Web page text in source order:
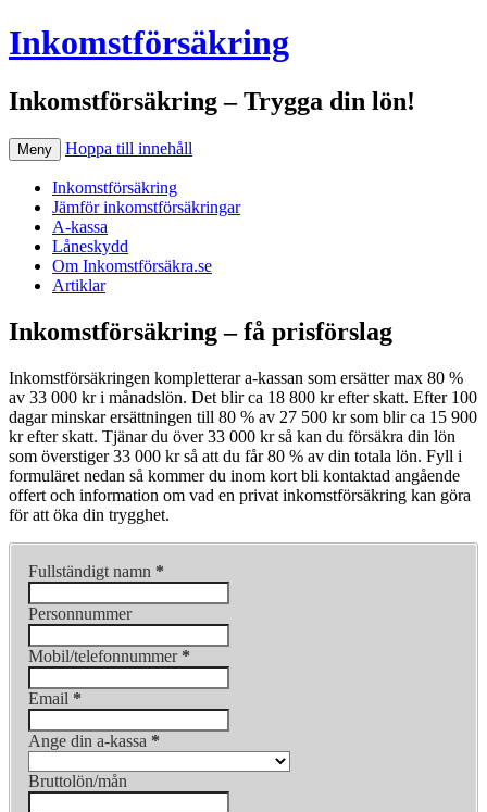
Inkomstförsäkring
Inkomstförsäkring – Trygga din lön!
Meny Hoppa till innehåll
Inkomstförsäkring
Jämför inkomstförsäkringar
A-kassa
Låneskydd
Om Inkomstförsäkra.se
Artiklar
Inkomstförsäkring – få prisförslag
Inkomstförsäkringen kompletterar a-kassan som ersätter max 80 %
av 33 000 kr i månadslön. Det blir ca 18 800 kr efter skatt. Efter 100
dagar minskar ersättningen till 80 % av 27 500 kr som blir ca 15 900
kr efter skatt. Tjänar du över 33 000 kr så kan du försäkra din lön
som överstiger 33 000 kr så att du får 80 % av din totala lön. Fyll i
formuläret nedan så kommer du inom kort bli kontaktad angående
offert och information om vad en privat inkomstförsäkring kan göra
för att öka din trygghet.
Fullständigt namn *
Personnummer
Mobil/telefonnummer *
Email *
Ange din a-kassa *
Bruttolön/mån